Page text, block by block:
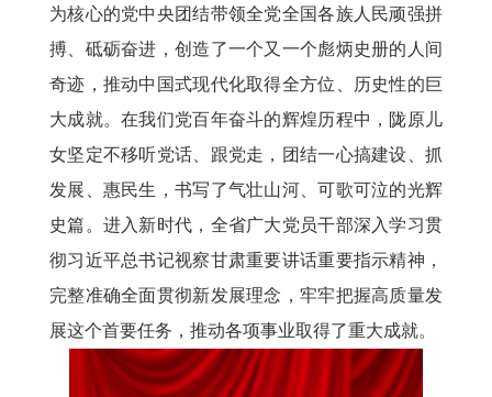
为核心的党中央团结带领全党全国各族人民顽强拼
搏、砥砺奋进，创造了一个又一个彪炳史册的人间
奇迹，推动中国式现代化取得全方位、历史性的巨
大成就。在我们党百年奋斗的辉煌历程中，陇原儿
女坚定不移听党话、跟党走，团结一心搞建设、抓
发展、惠民生，书写了气壮山河、可歌可泣的光辉
史篇。进入新时代，全省广大党员干部深入学习贯
彻习近平总书记视察甘肃重要讲话重要指示精神，
完整准确全面贯彻新发展理念，牢牢把握高质量发
展这个首要任务，推动各项事业取得了重大成就。